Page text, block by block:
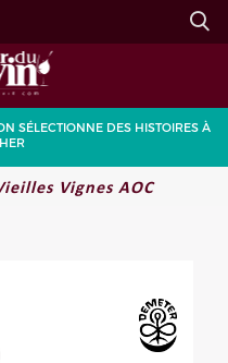
Go
SÉLECTIONNE DES HISTOIRES À
Vignes AOC